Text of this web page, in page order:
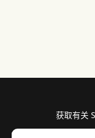
获取有关